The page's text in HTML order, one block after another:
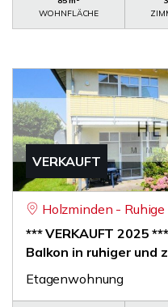
WOHNFLÄCHE
VERKAUFT
Holzminden -
*** VERKAUFT 2025
Balkon in ruhiger und
Etagenwohnung